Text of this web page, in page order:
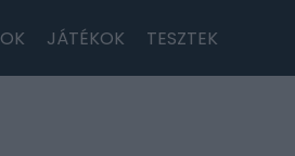
JÁTÉKOK TESZTEK